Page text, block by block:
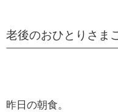
老後のおひとりさま
昨日の朝食。